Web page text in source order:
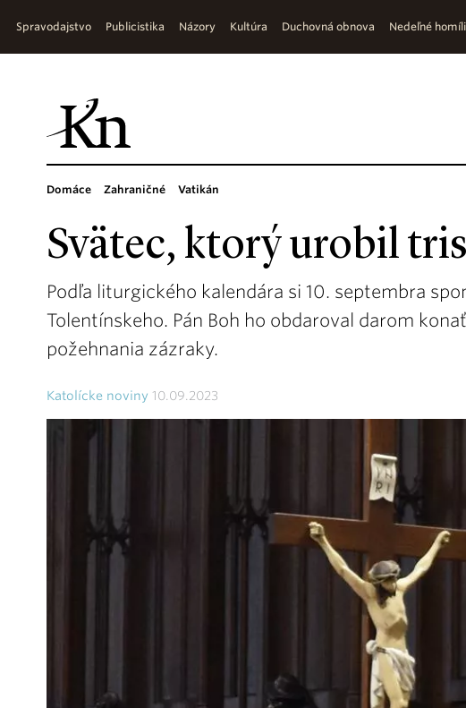
Spravodajstvo Publicistika Názory Kultúra Duchovná obnova Nedeľné
Domáce Zahraničné Vatikán
Svätec, ktorý urobil
Podľa liturgického kalendára si 10. septembra
Tolentínskeho. Pán Boh ho obdaroval darom
požehnania zázraky.
Katolícke noviny 10.09.2023